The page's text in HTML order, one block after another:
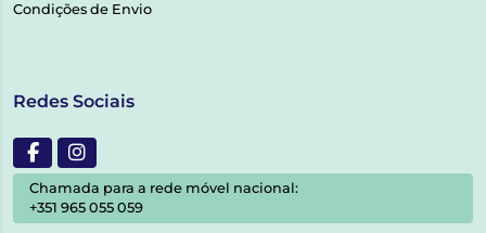
Condições de Envio
Redes Sociais
Chamada para a rede móvel nacional:
+351 965 055 059